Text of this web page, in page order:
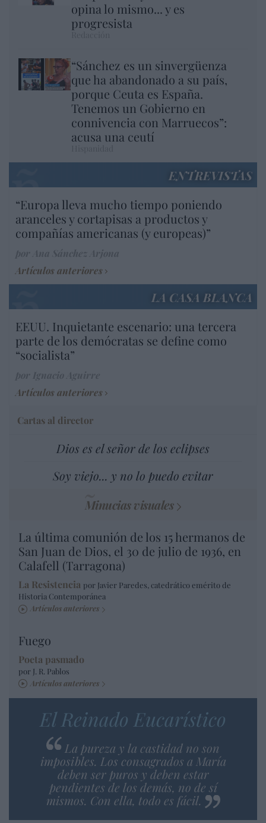
opina lo mismo... y es
progresista
“Sánchez es un sinvergüenza
que ha abandonado a su país,
porque Ceuta es España.
Tenemos un Gobierno en
connivencia con Marruecos”:
acusa una ceutí
ENTREVISTAS
“Europa lleva mucho tiempo poniendo
aranceles y cortapisas a productos y
compañías americanas (y europeas)”
Artículos anteriores
LA CASA BLANCA
EEUU. Inquietante escenario: una tercera
parte de los demócratas se define como
“socialista”
Artículos anteriores
Cartas al director
Dios es el señor de los eclipses
Soy viejo... y no lo puedo evitar
Minucias visuales
La última comunión de los 15 hermanos de
San Juan de Dios, el 30 de julio de 1936, en
Calafell (Tarragona)
La Resistencia por Javier Paredes, catedrático emérito de
Historia Contemporánea
Artículos anteriores
Fuego
Poeta pasmado
por J. R. Pablos
Artículos anteriores
El Reinado Eucarístico
La pureza y la castidad no son
imposibles. Los consagrados a María
deben ser puros y deben estar
pendientes de los demás, no de sí
mismos. Con ella, todo es fácil.